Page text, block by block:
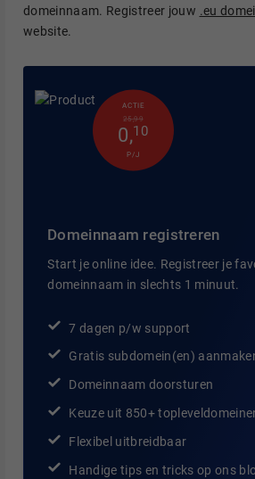
domeinnaam. Registreer jouw .eu
website.
ACTIE
25,99
0,10
P/J
Domeinnaam registreren
Start je online idee. Registreer je
domeinnaam in slechts 1 minuut.
7 dagen p/w support
Gratis subdomein(en)
Domeinnaam doorsturen
Keuze uit 850+
Flexibel uitbreidbaar
Handige tips en tricks op ons